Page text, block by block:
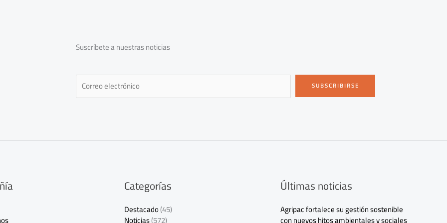
Suscríbete a nuestras noticias
E
a
SUBSCRIBIRSE
Categorías
Destacado(45)
Últimas noticias
Agripac fortalece su gestión sostenible